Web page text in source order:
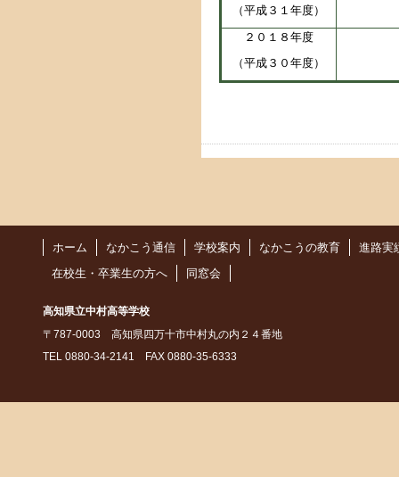
（平成３１年度）
２０１８年度
（平成３０年度）
ホーム なかこう通信 学校案内 なかこうの教育
進路実
在校生・卒業生の方へ
同窓会
高知県立中村高等学校
〒787-0003 高知県四万十市中村丸の内２４番地
TEL 0880-34-2141 FAX 0880-35-6333